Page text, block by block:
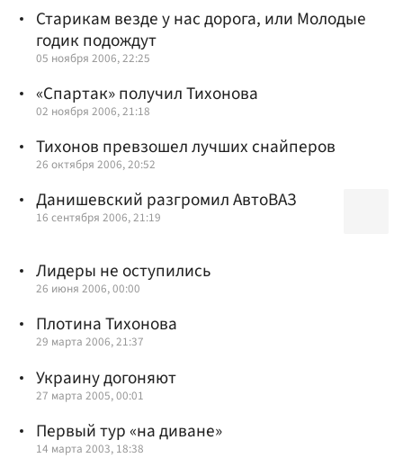
Старикам везде у нас дорога, или Молодые
годик подождут
05 ноября 2006, 22:25
«Спартак» получил Тихонова
02 ноября 2006, 21:18
Тихонов превзошел лучших снайперов
26 октября 2006, 20:52
Данишевский разгромил АвтоВАЗ
16 сентября 2006, 21:19
Лидеры не оступились
26 июня 2006, 00:00
Плотина Тихонова
29 марта 2006, 21:37
Украину догоняют
27 марта 2005, 00:01
Первый тур «на диване»
14 марта 2003, 18:38